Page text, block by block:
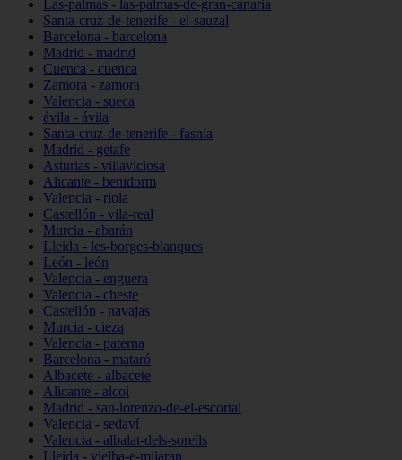
Las-palmas - las-palmas-de-gran-canaria
Santa-cruz-de-tenerife - el-sauzal
Barcelona - barcelona
Madrid - madrid
Cuenca - cuenca
Zamora - zamora
Valencia - sueca
ávila - ávila
Santa-cruz-de-tenerife - fasnia
Madrid - getafe
Asturias - villaviciosa
Alicante - benidorm
Valencia - riola
Castellón - vila-real
Murcia - abarán
Lleida - les-borges-blanques
León - león
Valencia - enguera
Valencia - cheste
Castellón - navajas
Murcia - cieza
Valencia - paterna
Barcelona - mataró
Albacete - albacete
Alicante - alcoi
Madrid - san-lorenzo-de-el-escorial
Valencia - sedaví
Valencia - albalat-dels-sorells
Lleida - vielha-e-mijaran